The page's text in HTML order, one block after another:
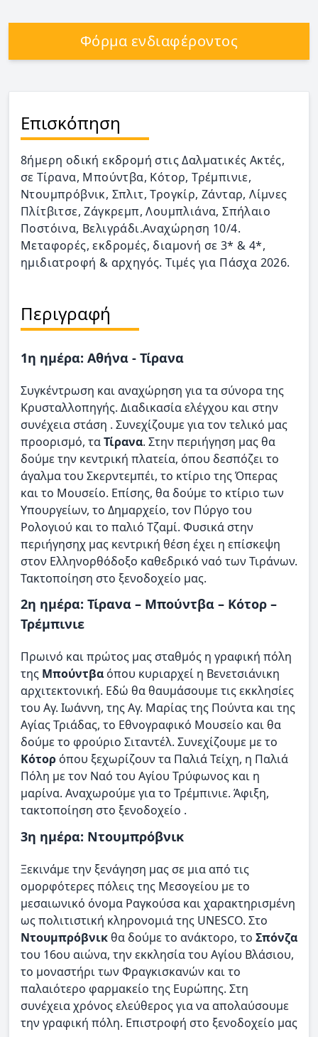
Φόρμα ενδιαφέροντος
Επισκόπηση
8ήμερη οδική εκδρομή στις Δαλματικές Ακτές,
σε Τίρανα, Μπούντβα, Κότορ, Τρέμπινιε,
Ντουμπρόβνικ, Σπλιτ, Τρογκίρ, Ζάνταρ, Λίμνες
Πλίτβιτσε, Ζάγκρεμπ, Λουμπλιάνα, Σπήλαιο
Ποστόινα, Βελιγράδι.Αναχώρηση 10/4.
Μεταφορές, εκδρομές, διαμονή σε 3* & 4*,
ημιδιατροφή & αρχηγός. Τιμές για Πάσχα 2026.
Περιγραφή
1η ημέρα: Αθήνα - Τίρανα
Συγκέντρωση και αναχώρηση για τα σύνορα της
Κρυσταλλοπηγής. Διαδικασία ελέγχου και στην
συνέχεια στάση . Συνεχίζουμε για τον τελικό μας
προορισμό, ταΤίρανα. Στην περιήγηση μας θα
δούμε την κεντρική πλατεία, όπου δεσπόζει το
άγαλμα του Σκερντεμπέι, το κτίριο της Όπερας
και το Μουσείο. Επίσης, θα δούμε το κτίριο των
Υπουργείων, το Δημαρχείο, τον Πύργο του
Ρολογιού και το παλιό Τζαμί. Φυσικά στην
περιήγησηχ μας κεντρική θέση έχει η επίσκεψη
στον Ελληνορθόδοξο καθεδρικό ναό των Τιράνων.
Τακτοποίηση στο ξενοδοχείο μας.
2η ημέρα: Τίρανα – Μπούντβα – Κότορ –
Τρέμπινιε
Πρωινό και πρώτος μας σταθμός η γραφική πόλη
της Μπούντβα όπου κυριαρχεί η Βενετσιάνικη
αρχιτεκτονική. Εδώ θα θαυμάσουμε τις εκκλησίες
του Αγ. Ιωάννη, της Αγ. Μαρίας της Πούντα και της
Αγίας Τριάδας, το Εθνογραφικό Μουσείο και θα
δούμε το φρούριο Σιταντέλ. Συνεχίζουμε με το
Κότορ όπου ξεχωρίζουν τα Παλιά Τείχη, η Παλιά
Πόλη με τον Ναό του Αγίου Τρύφωνος και η
μαρίνα. Αναχωρούμε για το Τρέμπινιε. Άφιξη,
τακτοποίηση στο ξενοδοχείο .
3η ημέρα: Ντουμπρόβνικ
Ξεκινάμε την ξενάγηση μας σε μια από τις
ομορφότερες πόλεις της Μεσογείου με το
μεσαιωνικό όνομα Ραγκούσα και χαρακτηρισμένη
ως πολιτιστική κληρονομιά της UNESCO. Στο
Ντουμπρόβνικθα δούμε το ανάκτορο, το Σπόνζα
του 16ου αιώνα, την εκκλησία του Αγίου Βλάσιου,
το μοναστήρι των Φραγκισκανών και το
παλαιότερο φαρμακείο της Ευρώπης. Στη
συνέχεια χρόνος ελεύθερος για να απολαύσουμε
την γραφική πόλη. Επιστροφή στο ξενοδοχείο μας